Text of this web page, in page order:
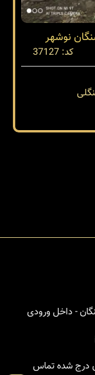
کد: 37127
- داخل ورودی
درج شده تماس